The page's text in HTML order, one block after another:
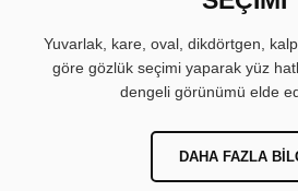
Yuvarlak, kare, oval, dikdörtgen,
göre gözlük seçimi yaparak yüz
dengeli görünümü elde
DAHA FAZLA